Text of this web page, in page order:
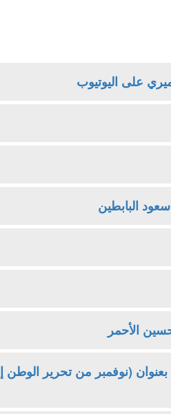
على اليوتيوب
البابطين
الأحمر
(نوفمبر من تحرير الوطن